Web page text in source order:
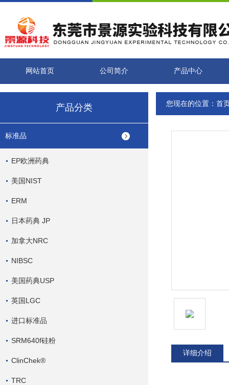
网站首页 公司简介 产品中心
产品分类
标准品
EP欧洲药典
美国NIST
ERM
日本药典 JP
加拿大NRC
NIBSC
美国药典USP
英国LGC
进口标准品
SRM640f硅粉
ClinChek®
TRC
您现在的位置： 首
详细介绍